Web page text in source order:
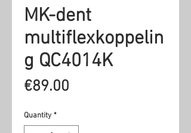
MK-dent
multiflexkoppelin
g QC4014K
€89.00
Quantity *